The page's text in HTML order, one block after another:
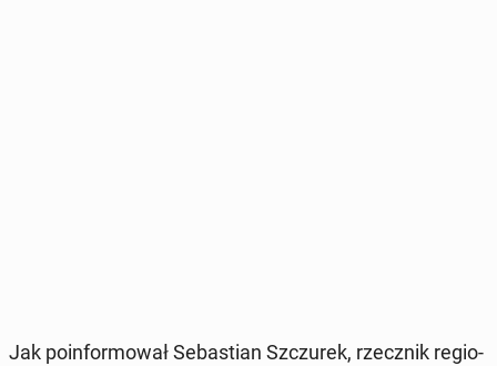
Jak po­in­for­mo­wał Se­ba­stian Szczu­rek, rzecz­nik re­gio­